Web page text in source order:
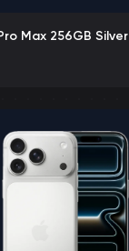
Max 256GB Silver